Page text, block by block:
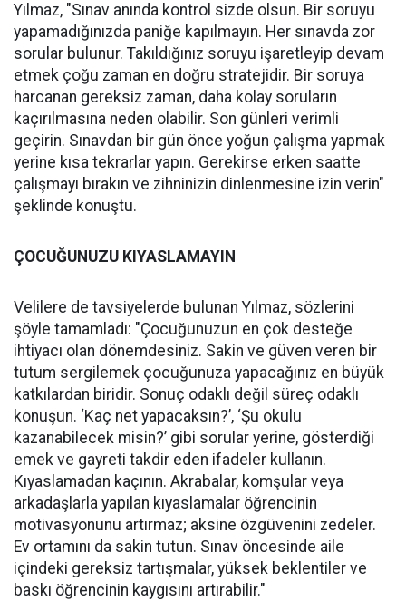
Yılmaz, "Sınav anında kontrol sizde olsun. Bir soruyu
yapamadığınızda paniğe kapılmayın. Her sınavda zor
sorular bulunur. Takıldığınız soruyu işaretleyip devam
etmek çoğu zaman en doğru stratejidir. Bir soruya
harcanan gereksiz zaman, daha kolay soruların
kaçırılmasına neden olabilir. Son günleri verimli
geçirin. Sınavdan bir gün önce yoğun çalışma yapmak
yerine kısa tekrarlar yapın. Gerekirse erken saatte
çalışmayı bırakın ve zihninizin dinlenmesine izin verin"
şeklinde konuştu.
ÇOCUĞUNUZU KIYASLAMAYIN
Velilere de tavsiyelerde bulunan Yılmaz, sözlerini
şöyle tamamladı: "Çocuğunuzun en çok desteğe
ihtiyacı olan dönemdesiniz. Sakin ve güven veren bir
tutum sergilemek çocuğunuza yapacağınız en büyük
katkılardan biridir. Sonuç odaklı değil süreç odaklı
konuşun. ‘Kaç net yapacaksın?’, ‘Şu okulu
kazanabilecek misin?’ gibi sorular yerine, gösterdiği
emek ve gayreti takdir eden ifadeler kullanın.
Kıyaslamadan kaçının. Akrabalar, komşular veya
arkadaşlarla yapılan kıyaslamalar öğrencinin
motivasyonunu artırmaz; aksine özgüvenini zedeler.
Ev ortamını da sakin tutun. Sınav öncesinde aile
içindeki gereksiz tartışmalar, yüksek beklentiler ve
baskı öğrencinin kaygısını artırabilir."